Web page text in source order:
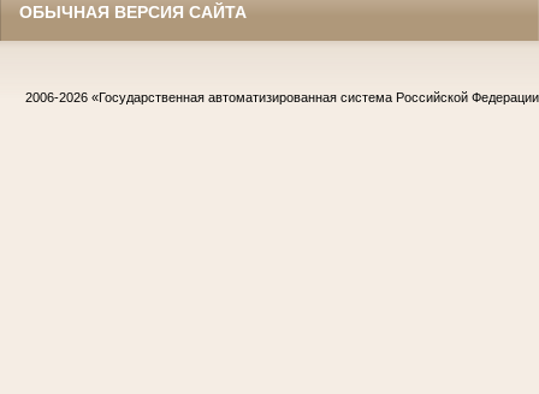
ОБЫЧНАЯ ВЕРСИЯ САЙТА
2006-2026 «Государственная автоматизированная система Российской